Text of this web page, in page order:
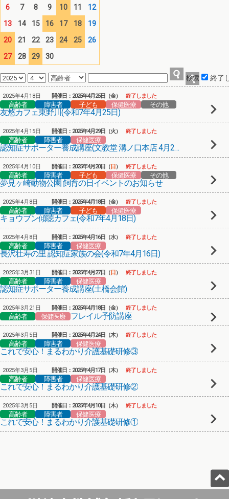
6
7 8 9 10 11
12
13
14 15 16 17 18
19
20
21 22 23 24 25
26
27
28 29 30
終了
2025年4月18日
高齢者 障害者 子ども 保健医療 その他
友悠カフェ東野川(令和7年4月25日)
開催日：2025年4月25日（金） 終了しました
2025年4月15日
高齢者 障害者 保健医療
認知症サポーター養成講座(文教堂 溝ノ口本店 4月29日)
開催日：2025年4月29日（火） 終了しました
2025年4月10日
高齢者 障害者 子ども 保健医療 その他
夢見ヶ崎動物公園 飼育の日イベントのお知らせ
開催日：2025年4月20日（日 ） 終了しました
2025年4月8日
高齢者 障害者 子ども 保健医療
キョウブン傾聴カフェ(令和7年4月18日)
開催日：2025年4月18日（金） 終了しました
2025年4月8日
高齢者 障害者 保健医療
長沢壮寿の里 認知症家族の会(令和7年4月16日)
開催日：2025年4月16日（水） 終了しました
2025年3月31日
高齢者 障害者 保健医療
認知症サポーター養成講座(土橋会館)
開催日：2025年4月27日（日 ） 終了しました
2025年3月21日
高齢者 保健医療 フレイル予防講座
開催日：2025年4月18日（金） 終了しました
2025年3月5日
高齢者 障害者 保健医療
これで安心！まるわかり介護基礎研修③
開催日：2025年4月24日（木） 終了しました
2025年3月5日
高齢者 障害者 保健医療
これで安心！まるわかり介護基礎研修②
開催日：2025年4月17日（木） 終了しました
2025年3月5日
高齢者 障害者 保健医療
これで安心！まるわかり介護基礎研修①
開催日：2025年4月10日（木） 終了しました